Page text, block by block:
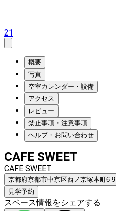
21
概要
写真
空室カレンダー・設備
アクセス
レビュー
禁止事項・注意事項
ヘルプ・お問い合わせ
CAFE SWEET
CAFE SWEET
京都府京都市中京区西ノ京塚本町6-9
見学予約
スペース情報をシェアする